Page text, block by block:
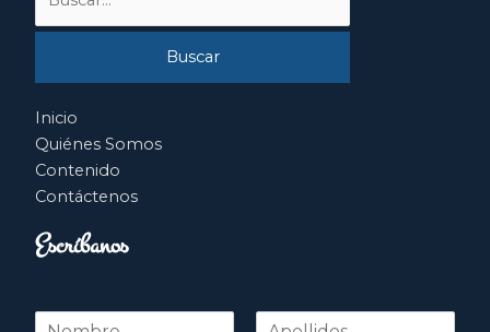
por:
Inicio
Quiénes Somos
Contenido
Contáctenos
Escríbanos
N